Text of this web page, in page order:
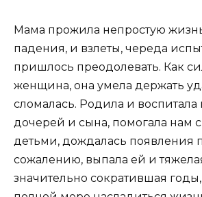
Мама прожила непростую
падения, и взлеты, череда
пришлось преодолевать. Как
женщина, она умела держать
сломалась. Родила и воспитала
дочерей и сына, помогала нам
детьми, дождалась появления
сожалению, выпала ей и
значительно сократившая